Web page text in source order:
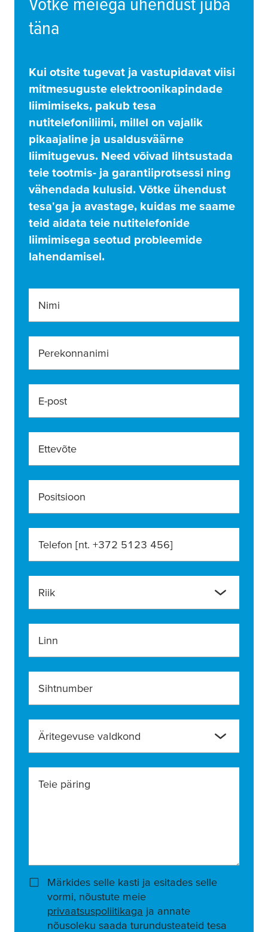
täna
Kui otsite tugevat ja vastupidavat viisi
mitmesuguste elektroonikapindade
liimimiseks, pakub tesa
nutitelefoniliimi, millel on vajalik
pikaajaline ja usaldusväärne
liimitugevus. Need võivad lihtsustada
teie tootmis- ja garantiiprotsessi ning
vähendada kulusid. Võtke ühendust
tesa'ga ja avastage, kuidas me saame
teid aidata teie nutitelefonide
liimimisega seotud probleemide
lahendamisel.
Nimi
Perekonnanimi
E-post
Ettevõte
Positsioon
Telefon [nt. +372 5123 456]
Riik
Linn
Sihtnumber
Äritegevuse valdkond
Teie päring
Märkides selle kasti ja esitades selle
vormi, nõustute meie
privaatsuspoliitikaga ja annate
nõusoleku saada turundusteateid tesa